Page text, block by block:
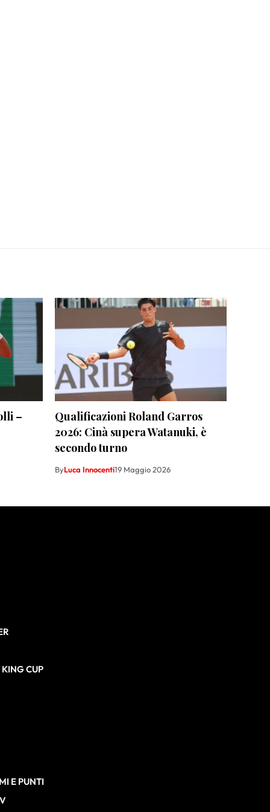
–
Qualificazioni Roland Garros
2026: Cinà supera Watanuki, è
secondo turno
ByLuca Innocenti19 Maggio 2026
CUP
E PUNTI